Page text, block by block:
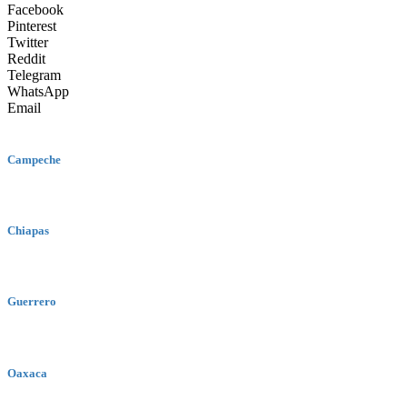
Facebook
Pinterest
Twitter
Reddit
Telegram
WhatsApp
Email
Campeche
Chiapas
Guerrero
Oaxaca